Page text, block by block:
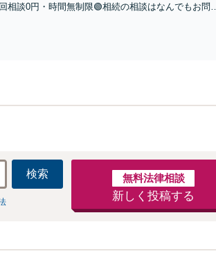
尽くします。
相談0円・時間無制限🟢相続の相談はなんでもお問合
検索 無料法律相談
新しく投稿する